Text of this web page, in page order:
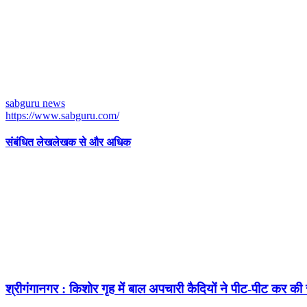
sabguru news
https://www.sabguru.com/
संबंधित लेखलेखक से और अधिक
श्रीगंगानगर : किशोर गृह में बाल अपचारी कैदियों ने पीट-पीट कर की